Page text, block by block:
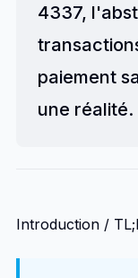
4337,
paiement
une réalité.
Introduction /